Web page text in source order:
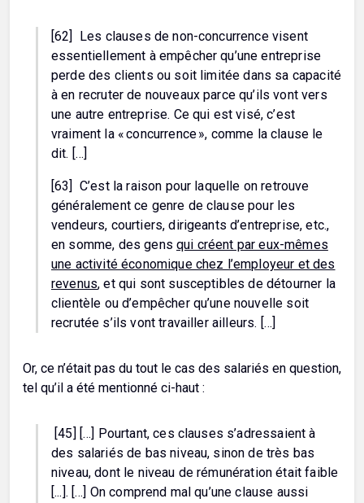
[62] Les clauses de non-concurrence visent
essentiellement à empêcher qu’une entreprise
perde des clients ou soit limitée dans sa capacité
à en recruter de nouveaux parce qu’ils vont vers
une autre entreprise. Ce qui est visé, c’est
vraiment la « concurrence », comme la clause le
dit. […]
[63] C’est la raison pour laquelle on retrouve
généralement ce genre de clause pour les
vendeurs, courtiers, dirigeants d’entreprise, etc.,
en somme, des gensqui créent par eux-mêmes
une activité économique chez l’employeur et des
revenus, et qui sont susceptibles de détourner la
clientèle ou d’empêcher qu’une nouvelle soit
recrutée s’ils vont travailler ailleurs. […]
Or, ce n’était pas du tout le cas des salariés en question,
tel qu’il a été mentionné ci-haut :
[45] […] Pourtant, ces clauses s’adressaient à
des salariés de bas niveau, sinon de très bas
niveau, dont le niveau de rémunération était faible
[...]. […] On comprend mal qu’une clause aussi